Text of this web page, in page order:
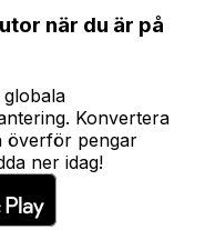
när du är på
Konvertera
överför pengar
ner idag!